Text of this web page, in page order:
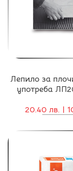
Лепило за
употреба
20.40 лв. |